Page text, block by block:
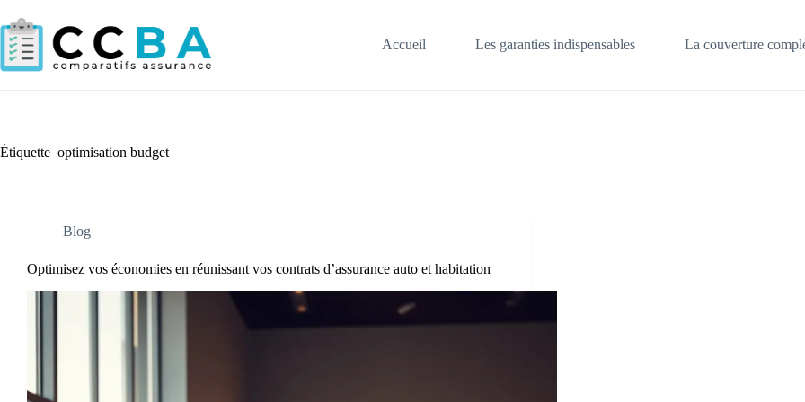
au
contenu
Accueil Les garanties indispensables La couverture
Étiquette optimisation budget
Blog
Optimisez vos économies en réunissant vos contrats d’assurance auto et habitation